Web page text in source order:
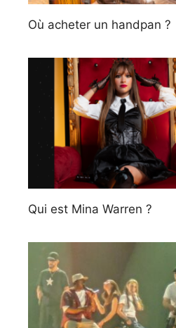
Où acheter un handpan ?
Qui est Mina Warren ?